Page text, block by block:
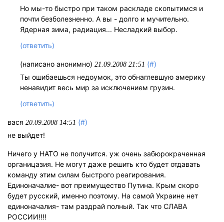
Но мы-то быстро при таком раскладе скопытимся и
почти безболезненно. А вы - долго и мучительно.
Ядерная зима, радиация... Несладкий выбор.
(ответить)
(написано анонимно) 21.09.2008 21:51 (#)
Ты ошибаешься недоумок, это обнаглевшую америку
ненавидит весь мир за исключением грузин.
(ответить)
вася 20.09.2008 14:51 (#)
не выйдет!
Ничего у НАТО не получится. уж очень забюрокраченная
органицазия. Не могут даже решить кто будет отдавать
команду этим силам быстрого реагирования.
Единоначалие- вот преимущество Путина. Крым скоро
будет русский, именно поэтому. На самой Украине нет
единоначалия- там раздрай полный. Так что СЛАВА
РОССИИ!!!!